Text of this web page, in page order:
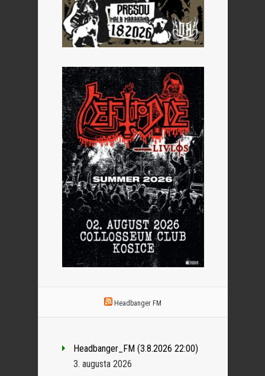
Headbanger FM
Headbanger_FM (3.8.2026 22:00)
3. augusta 2026